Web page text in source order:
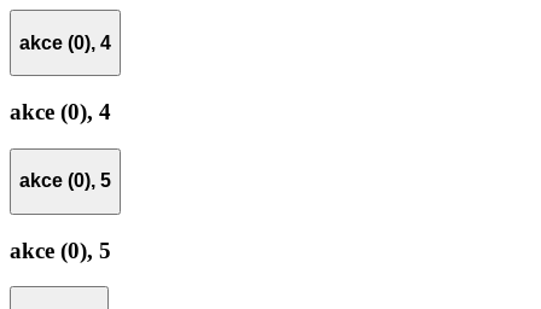
akce (0), 4
akce (0), 4
akce (0), 5
akce (0), 5